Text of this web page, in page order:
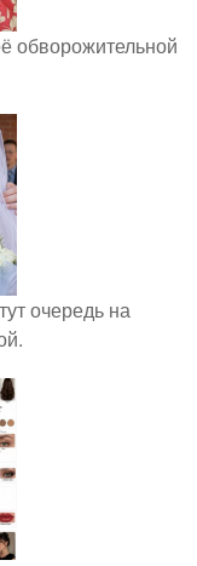
обворожительной
очередь на